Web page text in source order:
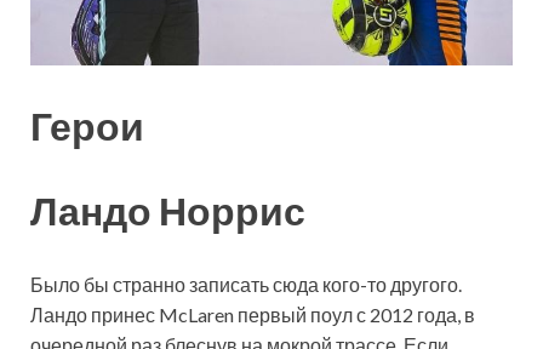
Герои
Ландо Норрис
Было бы странно записать сюда кого-то другого.
Ландо принес McLaren первый поул с 2012 года, в